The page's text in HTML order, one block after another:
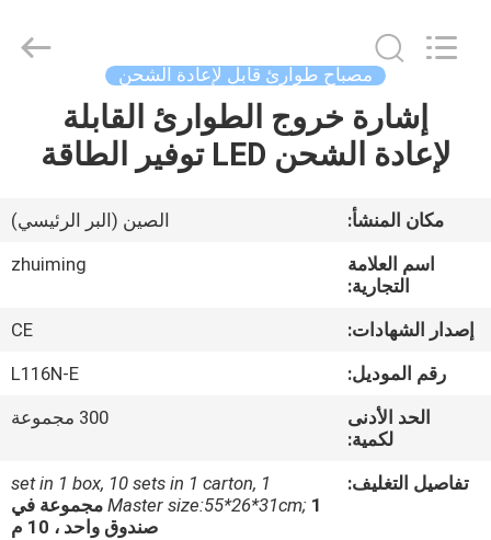
الصفحة
الرئيسية
منتجات
معلومات
عنا
جولة
المعمل
Technology
Co.,Ltd.
مصباح طوارئ قابل لإعادة الشحن
إشارة خروج الطوارئ القابلة
لإعادة الشحن LED توفير الطاقة
مكان المنشأ:
الصين (البر الرئيسي)
اسم العلامة
التجارية:
zhuiming
إصدار الشهادات:
CE
رقم الموديل:
L116N-E
الحد الأدنى
لكمية:
300 مجموعة
تفاصيل التغليف:
1 set in 1 box, 10 sets in 1 carton,
Master size:55*26*31cm;1 مجموعة في
صندوق واحد ، 10 م